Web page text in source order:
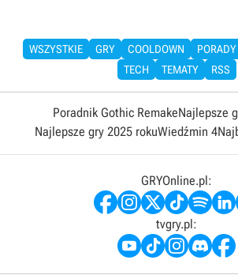
WSZYSTKIE GRY COOLDOWN PORADY
TECH
TEMATY RSS
Poradnik Gothic RemakeNajlepsze
Najlepsze gry 2025 rokuWiedźmin 4
GRYOnline.pl:
tvgry.pl: